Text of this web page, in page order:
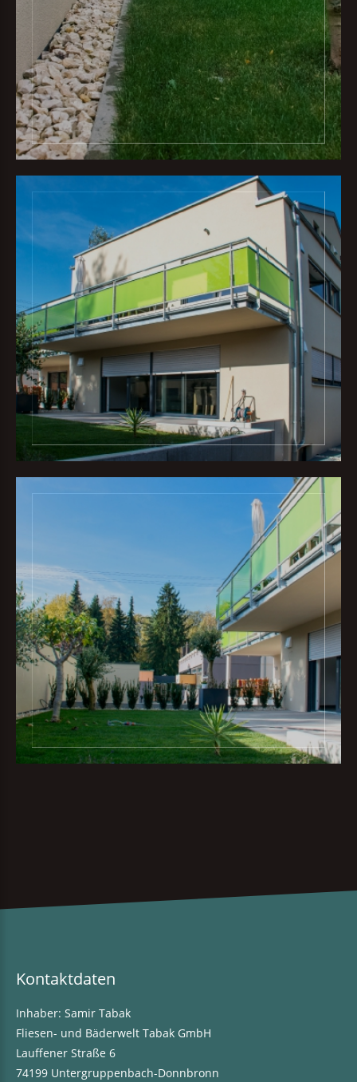
Kontaktdaten
Inhaber: Samir Tabak
Fliesen- und Bäderwelt Tabak GmbH
Lauffener Straße 6
74199 Untergruppenbach-Donnbronn